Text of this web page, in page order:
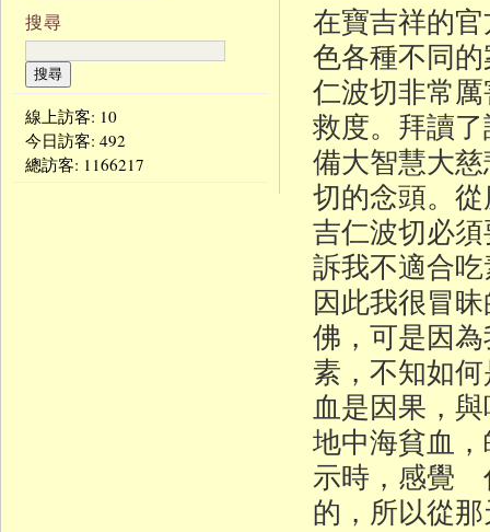
在寶吉祥的
色各種不同
仁波切非常
救度。拜讀
備大智慧大
切的念頭。
吉仁波切必
訴我不適合
因此我很冒
佛，可是因
素，不知如
血是因果，
地中海貧血
示時，感覺
的，所以從
搜尋
線上訪客: 10
今日訪客: 492
總訪客: 1166217